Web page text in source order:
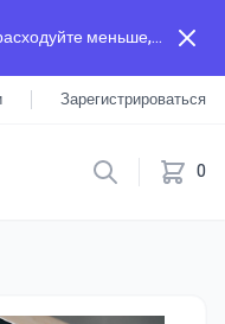
Теперь комиссия ещё ниже: расходуйте меньше, а зарабатывайте больше, чем на других площадках.
Зарегистрироваться
0